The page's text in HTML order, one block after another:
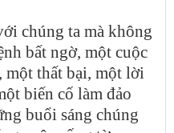
chúng ta mà không
bất ngờ, một cuộc
một thất bại, một lời
biến cố làm đảo
buổi sáng chúng